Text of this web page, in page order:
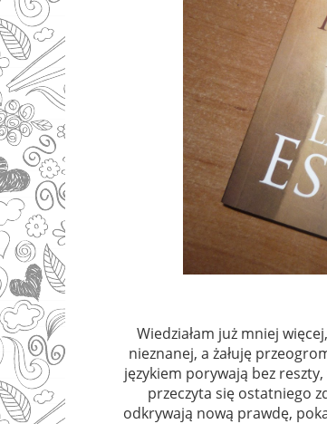
Wiedziałam już mniej
nieznanej, a żałuję
językiem porywają bez
przeczyta się ostatniego
odkrywają nową prawdę,